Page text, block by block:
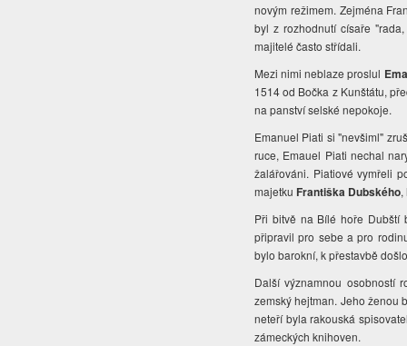
novým režimem. Zejména
byl z rozhodnutí císaře "
majitelé často střídali.
Mezi nimi neblaze proslul
1514 od Bočka z Kunštátu,
na panství selské nepokoje.
Emanuel Piati si "nevšiml"
ruce, Emauel Piati nechal
žalářováni. Piatiové vymřeli
majetku Františka Dubského,
Při bitvě na Bílé hoře Dubští
připravil pro sebe a pro
bylo barokní, k přestavbě
Další významnou osobností
zemský hejtman. Jeho ženou
neteří byla rakouská
zámeckých knihoven.